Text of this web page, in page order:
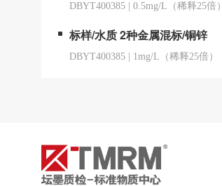
DBYT400385 0.5mg/L（稀释25倍）
标样/水质 2种金属混标/铜锌
DBYT400385 1mg/L（稀释25倍）